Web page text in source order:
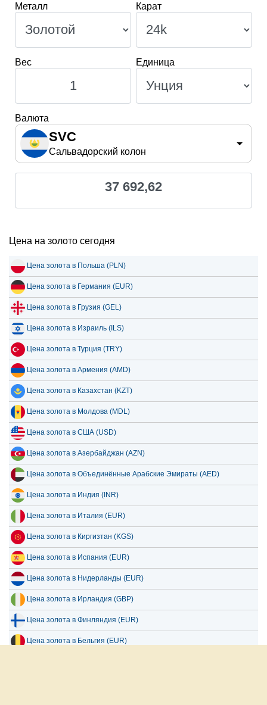
Металл
Карат
Вес Единица
Валюта
SVC
Сальвадорский колон
37 692,62
Цена на золото сегодня
Цена золота в Польша (PLN)
Цена золота в Германия (EUR)
Цена золота в Грузия (GEL)
Цена золота в Израиль (ILS)
Цена золота в Турция (TRY)
Цена золота в Армения (AMD)
Цена золота в Казахстан (KZT)
Цена золота в Молдова (MDL)
Цена золота в США (USD)
Цена золота в Азербайджан (AZN)
Цена золота в Объединённые Арабские Эмираты (AED)
Цена золота в Индия (INR)
Цена золота в Италия (EUR)
Цена золота в Киргизтан (KGS)
Цена золота в Испания (EUR)
Цена золота в Нидерланды (EUR)
Цена золота в Ирландия (GBP)
Цена золота в Финляндия (EUR)
Цена золота в Бельгия (EUR)